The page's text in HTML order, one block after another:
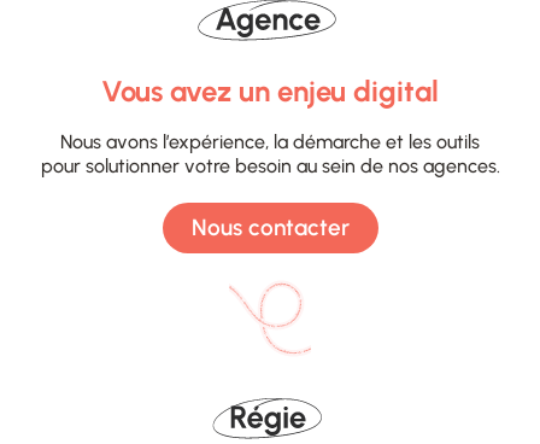
Vous avez un enjeu digital
Nous avons l’expérience, la démarche et les outils
pour solutionner votre besoin au sein de nos agences.
Nous contacter